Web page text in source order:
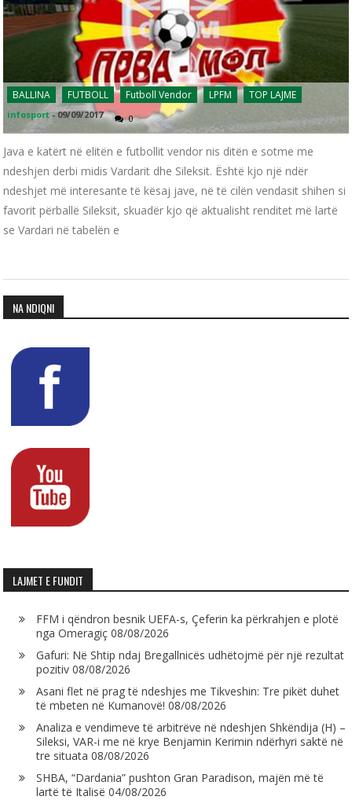
BALLINA FUTBOLL Futboll Vendor LPFM TOP LAJME
infosport -09/09/2017 0
Java e katërt në elitën e futbollit vendor nis ditën e sotme me
ndeshjen derbi midis Vardarit dhe Sileksit. Është kjo një ndër
ndeshjet më interesante të kësaj jave, në të cilën vendasit shihen si
favorit përballë Sileksit, skuadër kjo që aktualisht renditet më lartë
se Vardari në tabelën e
NA NDIQNI
LAJMET E FUNDIT
FFM i qëndron besnik UEFA-s, Çeferin ka përkrahjen e plotë
nga Omeragiç 08/08/2026
Gafuri: Në Shtip ndaj Bregallnicës udhëtojmë për një rezultat
pozitiv 08/08/2026
Asani flet në prag të ndeshjes me Tikveshin: Tre pikët duhet
të mbeten në Kumanovë! 08/08/2026
Analiza e vendimeve të arbitrëve në ndeshjen Shkëndija (H) –
Sileksi, VAR-i me në krye Benjamin Kerimin ndërhyri saktë në
tre situata 08/08/2026
SHBA, “Dardania” pushton Gran Paradison, majën më të
lartë të Italisë 04/08/2026